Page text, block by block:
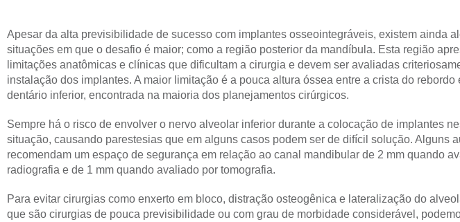
Apesar da alta previsibilidade de sucesso com implantes osseointegráveis, existem ainda
situações em que o desafio é maior; como a região posterior da mandíbula. Esta região
limitações anatômicas e clínicas que dificultam a cirurgia e devem ser avaliadas
instalação dos implantes. A maior limitação é a pouca altura óssea entre a crista do rebordo
dentário inferior, encontrada na maioria dos planejamentos cirúrgicos.
Sempre há o risco de envolver o nervo alveolar inferior durante a colocação de implantes
situação, causando parestesias que em alguns casos podem ser de difícil solução. Alguns
recomendam um espaço de segurança em relação ao canal mandibular de 2 mm quando
radiografia e de 1 mm quando avaliado por tomografia.
Para evitar cirurgias como enxerto em bloco, distração osteogênica e lateralização do
que são cirurgias de pouca previsibilidade ou com grau de morbidade considerável,